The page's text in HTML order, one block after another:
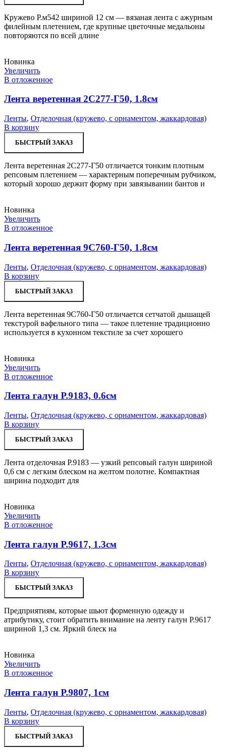
Кружево Р.м542 шириной 12 см — вязаная лента с ажурным
филейным плетением, где крупные цветочные медальоны
повторяются по всей длине
Новинка
Увеличить
В отложенное
Лента веретенная 2С277-Г50, 1.8см
Ленты, Отделочная (кружево, с орнаментом, жаккардовая)
В корзину
БЫСТРЫЙ ЗАКАЗ
Лента веретенная 2С277-Г50 отличается тонким плотным
репсовым плетением — характерным поперечным рубчиком,
который хорошо держит форму при завязывании бантов и
Новинка
Увеличить
В отложенное
Лента веретенная 9С760-Г50, 1.8см
Ленты, Отделочная (кружево, с орнаментом, жаккардовая)
В корзину
БЫСТРЫЙ ЗАКАЗ
Лента веретенная 9С760-Г50 отличается сетчатой дышащей
текстурой вафельного типа — такое плетение традиционно
используется в кухонном текстиле за счет хорошего
Новинка
Увеличить
В отложенное
Лента галун Р.9183, 0.6см
Ленты, Отделочная (кружево, с орнаментом, жаккардовая)
В корзину
БЫСТРЫЙ ЗАКАЗ
Лента отделочная Р.9183 — узкий репсовый галун шириной
0,6 см с легким блеском на желтом полотне. Компактная
ширина подходит для
Новинка
Увеличить
В отложенное
Лента галун Р.9617, 1.3см
Ленты, Отделочная (кружево, с орнаментом, жаккардовая)
В корзину
БЫСТРЫЙ ЗАКАЗ
Предприятиям, которые шьют форменную одежду и
атрибутику, стоит обратить внимание на ленту галун Р.9617
шириной 1,3 см. Яркий блеск на
Новинка
Увеличить
В отложенное
Лента галун Р.9807, 1см
Ленты, Отделочная (кружево, с орнаментом, жаккардовая)
В корзину
БЫСТРЫЙ ЗАКАЗ